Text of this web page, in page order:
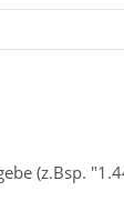
(z.Bsp.